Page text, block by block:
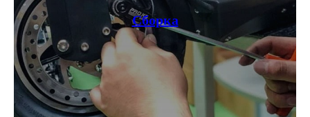
Сборка